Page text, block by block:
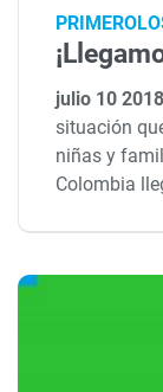
julio 10
situación
niñas y
Colombia